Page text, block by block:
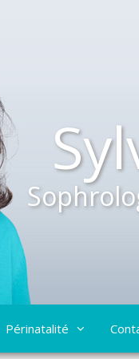
Périnatalité